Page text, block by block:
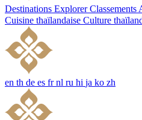
Destinations Explorer Classements
Cuisine thaïlandaise Culture
en th de es fr nl ru hi ja ko zh